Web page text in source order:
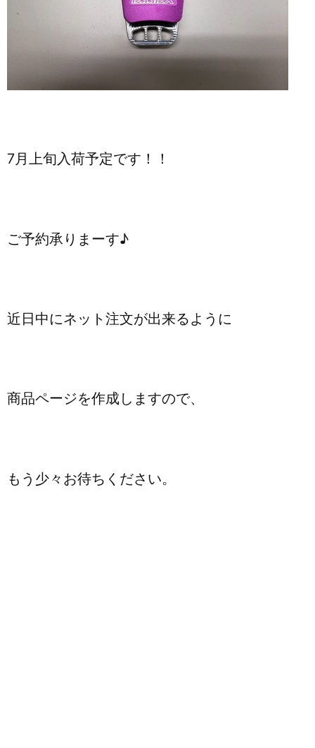
7月上旬入荷予定です！！
ご予約承りまーす♪
近日中にネット注文が出来るように
商品ページを作成しますので、
もう少々お待ちください。